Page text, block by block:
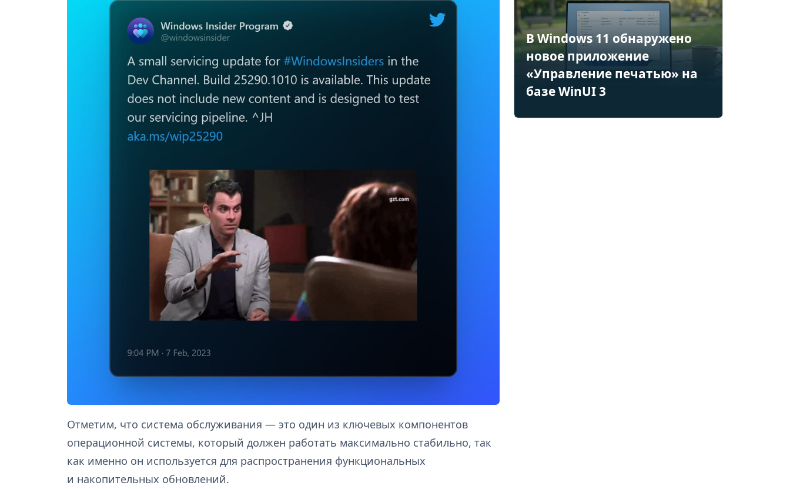
Отметим, что система обслуживания — это один из ключевых компонентов
операционной системы, который должен работать максимально стабильно, так
как именно он используется для распространения функциональных
и накопительных обновлений.
В Windows 11 обнаружено
новое приложение
«Управление печатью» на
базе WinUI 3